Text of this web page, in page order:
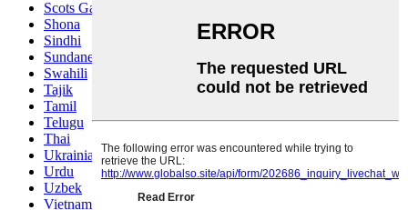
Scots Gaelic
Shona
Sindhi
Sundanese
Swahili
Tajik
Tamil
Telugu
Thai
Ukrainian
Urdu
Uzbek
Vietnamese